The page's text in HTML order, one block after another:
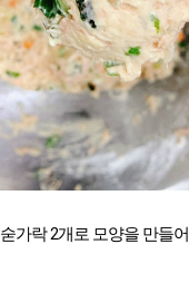
숟가락 2개로 모양을 만들어